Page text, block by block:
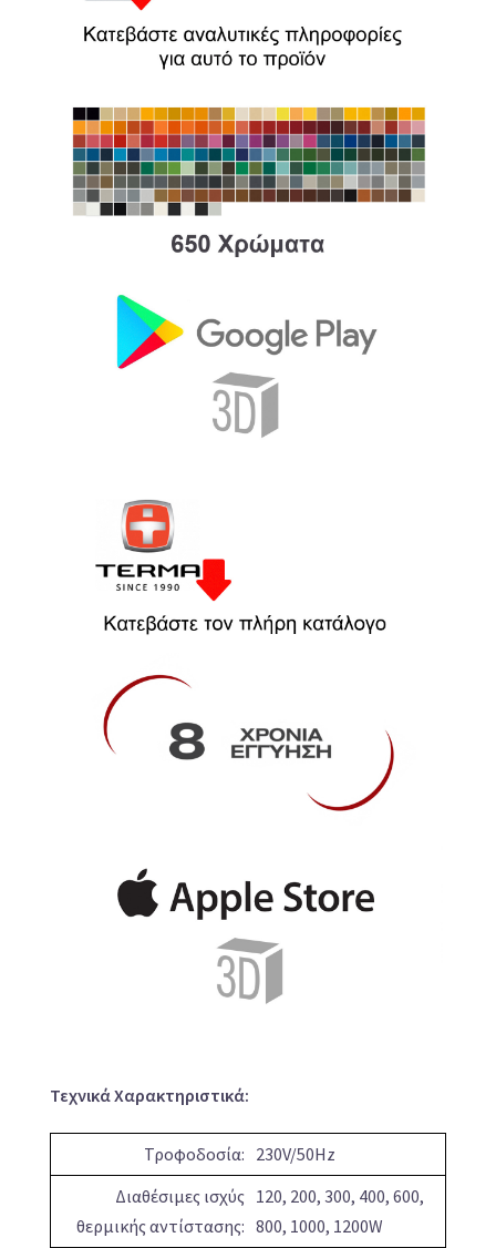
Τεχνικά Χαρακτηριστικά:
Τροφοδοσία: 230V/50Hz
Διαθέσιμες ισχύς
θερμικής αντίστασης:
120, 200, 300, 400, 600,
800, 1000, 1200W